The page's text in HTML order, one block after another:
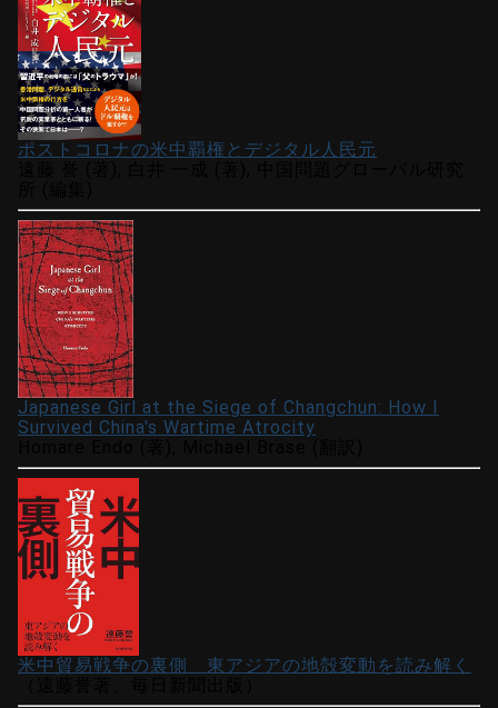
ポストコロナの米中覇権とデジタル人民元
Japanese Girl at the Siege of Changchun: How I
Survived China's Wartime Atrocity
米中貿易戦争の裏側 東アジアの地殻変動を読み解く